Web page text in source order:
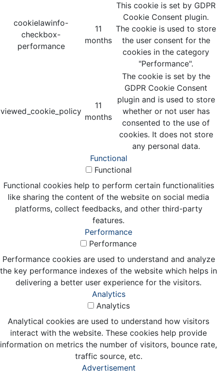
cookielawinfo-
checkbox-
performance
11
months
This cookie is set by GDPR
Cookie Consent plugin.
The cookie is used to store
the user consent for the
cookies in the category
"Performance".
viewed_cookie_policy
11
months
The cookie is set by the
GDPR Cookie Consent
plugin and is used to store
whether or not user has
consented to the use of
cookies. It does not store
any personal data.
Functional
Functional
Functional cookies help to perform certain functionalities
like sharing the content of the website on social media
platforms, collect feedbacks, and other third-party
features.
Performance
Performance
Performance cookies are used to understand and analyze
the key performance indexes of the website which helps in
delivering a better user experience for the visitors.
Analytics
Analytics
Analytical cookies are used to understand how visitors
interact with the website. These cookies help provide
information on metrics the number of visitors, bounce rate,
traffic source, etc.
Advertisement